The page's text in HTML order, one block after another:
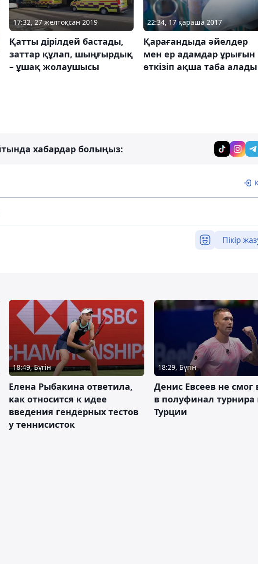
17:32, 27 желтоқсан 2019
Қатты дірілдей бастады,
заттар құлап, шыңғырдық
– ұшақ жолаушысы
22:34, 17 қараша 2017
Қарағандыда әйелдер
мен ер адамдар ұрығын
өткізіп ақша таба алады
хабардар болыңыз:
Пікір
18:49, Бүгін
Елена Рыбакина ответила,
как относится к идее
введения гендерных тестов
у теннисисток
18:29, Бүгін
Денис Евсеев не смог
в полуфинал турнира
Турции